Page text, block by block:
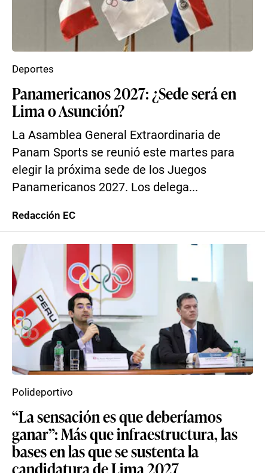
Panamericanos 2027: ¿Sede será en
Lima o Asunción?
La Asamblea General Extraordinaria de
Panam Sports se reunió este martes para
elegir la próxima sede de los Juegos
Panamericanos 2027. Los delega...
Deportes
Redacción EC
“La sensación es que deberíamos
ganar”: Más que infraestructura, las
bases en las que se sustenta la
candidatura de Lima 2027
Polideportivo